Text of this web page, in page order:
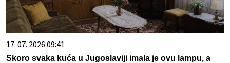
17. 07. 2026 09:41
Skoro svaka kuća u Jugoslaviji imala je ovu lampu, a